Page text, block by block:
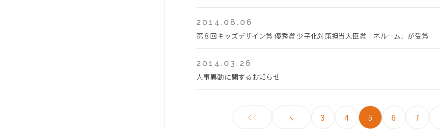
2014.08.06
第８回キッズデザイン賞 優秀賞 少子化対策担当大臣賞「ネルーム」が受賞
2014.03.26
人事異動に関するお知らせ
3 4 5 6 7